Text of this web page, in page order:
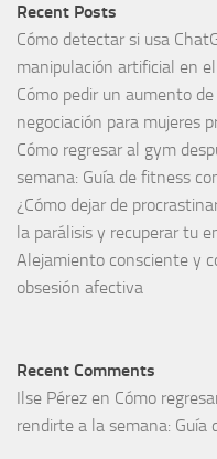
Recent Posts
Cómo detectar si usa
manipulación artificial en
Cómo pedir un aumento
negociación para mujeres
Cómo regresar al gym
semana: Guía de fitness
¿Cómo dejar de
la parálisis y recuperar tu
Alejamiento consciente y
obsesión afectiva
Recent Comments
Ilse Pérez en Cómo
rendirte a la semana: Guía